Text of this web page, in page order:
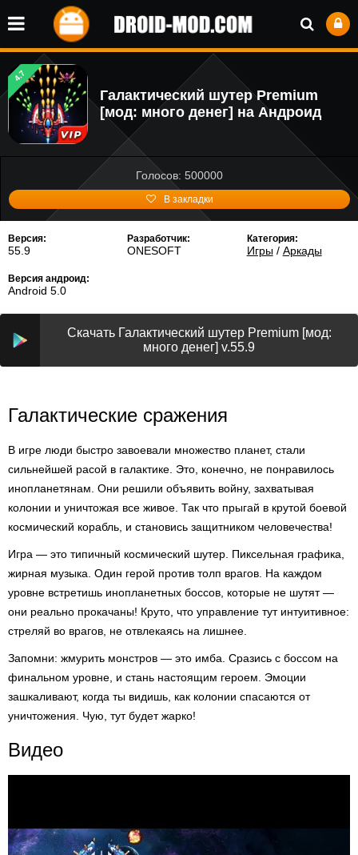
4.7
Галактический шутер Premium
[мод: много денег] на Андроид
Голосов: 500000
В закладки
Версия:
55.9
Разработчик:
ONESOFT
Категория:
Игры/ Аркады
Версия андроид:
Android 5.0
Скачать Галактический шутер Premium [мод:
много денег] v.55.9
Галактические сражения
В игре люди быстро завоевали множество планет, стали
сильнейшей расой в галактике. Это, конечно, не понравилось
инопланетянам. Они решили объявить войну, захватывая
колонии и уничтожая все живое. Так что прыгай в крутой боевой
космический корабль, и становись защитником человечества!
Игра — это типичный космический шутер. Пиксельная графика,
жирная музыка. Один герой против толп врагов. На каждом
уровне встретишь инопланетных боссов, которые не шутят —
они реально прокачаны! Круто, что управление тут интуитивное:
стреляй во врагов, не отвлекаясь на лишнее.
Запомни: жмурить монстров — это имба. Сразись с боссом на
финальном уровне, и стань настоящим героем. Эмоции
зашкаливают, когда ты видишь, как колонии спасаются от
уничтожения. Чую, тут будет жарко!
Видео